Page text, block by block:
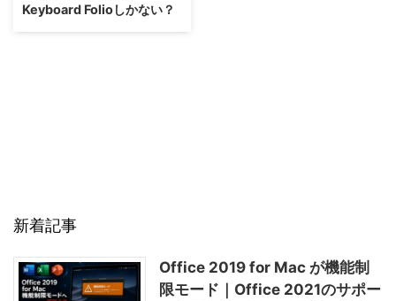
Keyboard Folioしかない？
新着記事
Office 2019 for Mac が機能制
限モード｜Office 2021のサポー